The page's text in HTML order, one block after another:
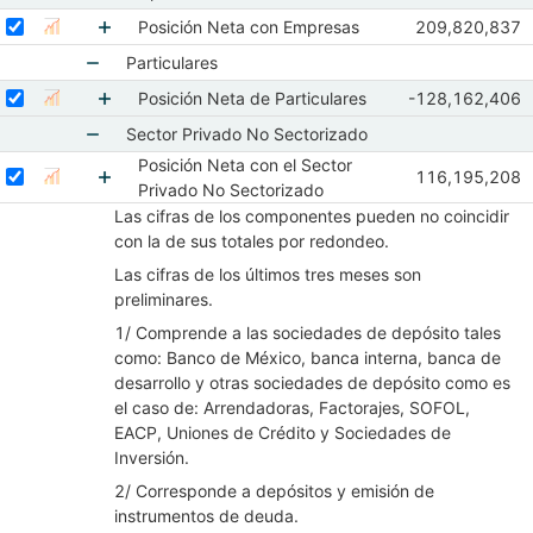
Mostrar elementos de Empresas
Seleccione sus series
Seleccionar serie Posición Neta con EmpresasMostrar gráfica de la serie Posición Neta con Empresas
Mostrar elementos de Posición Neta con
Posición Neta con Empresas Abr-Jun 2017
209,820,837
Mostrar elementos de Particulares
Particulares
Seleccione sus series
Seleccionar serie Posición Neta de ParticularesMostrar gráfica de la serie Posición Neta de Particulares
Mostrar elementos de Posición Neta de
Posición Neta de Particulares Observaciones
Abr-Jun 2017
-128,162,406
Mostrar elementos de Sector Privado No
Sector Privado No Sectorizado
Seleccione sus series
Seleccionar serie Posición Neta con el Sector Privado No
Mostrar gráfica de la serie Posición Neta con el
Mostrar elementos de Posición Neta con el
Posición Neta con el Sector
Privado No Sectorizado
Abr-Jun 2017
116,195,208
Las cifras de los componentes pueden no coincidir
con la de sus totales por redondeo.
Las cifras de los últimos tres meses son
preliminares.
1/ Comprende a las sociedades de depósito tales
como: Banco de México, banca interna, banca de
desarrollo y otras sociedades de depósito como es
el caso de: Arrendadoras, Factorajes, SOFOL,
EACP, Uniones de Crédito y Sociedades de
Inversión.
2/ Corresponde a depósitos y emisión de
instrumentos de deuda.